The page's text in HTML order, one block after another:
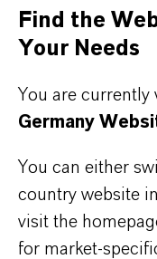
stehen für
Kunden. Unsere
und einem tiefen
finden Sie gleich
LANXESS der
ist.
Find the
Your Needs
You are currently
Germany
You can either
country website
visit the
for market-